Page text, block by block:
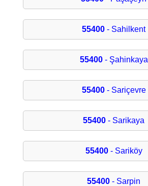
55400 - Sahilkent
55400- Şahinkaya
55400- Sariçevre
55400 - Sarikaya
55400- Sariköy
55400 - Sarpin